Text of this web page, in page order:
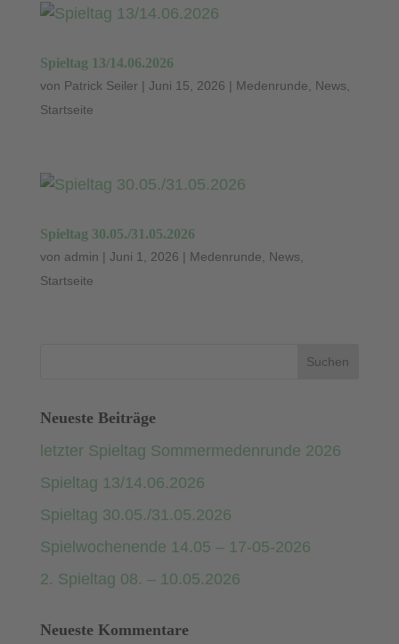
Spieltag 13/14.06.2026
von Patrick Seiler | Juni 15, 2026 | Medenrunde News
Startseite
Spieltag 30.05./31.05.2026
von admin | Juni 1, 2026 | Medenrunde News
Startseite
Neueste Beiträge
letzter Spieltag Sommermedenrunde 2026
Spieltag 13/14.06.2026
Spieltag 30.05./31.05.2026
Spielwochenende 14.05 – 17-05-2026
2. Spieltag 08. – 10.05.2026
Neueste Kommentare